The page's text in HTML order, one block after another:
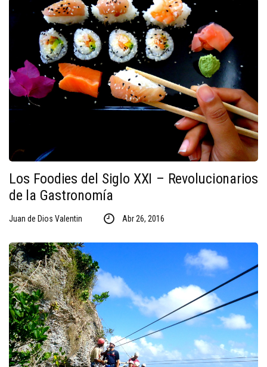
Los Foodies del Siglo XXI – Revolucionarios
de la Gastronomía
Juan de Dios Valentin Abr 26, 2016